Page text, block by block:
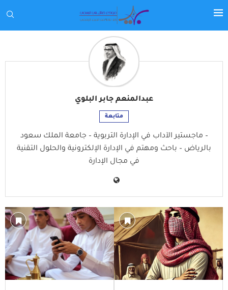
عبدالمنعم جابر البلوي
متابعة
– ماجستير الآداب في الإدارة التربوية – جامعة الملك سعود
بالرياض – باحث ومهتم في الإدارة الإلكترونية والحلول التقنية
في مجال الإدارة